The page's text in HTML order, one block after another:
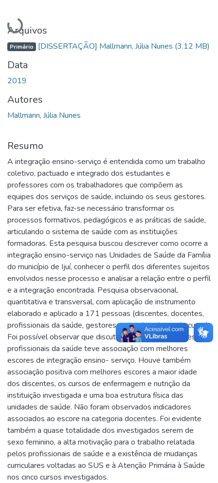
Carregando...
Arquivos
Primário [DISSERTAÇÃO] Mallmann, Júlia Nunes (3.12 MB)
Data
2019
Autores
Mallmann, Júlia Nunes
Resumo
A integração ensino-serviço é entendida como um trabalho
coletivo, pactuado e integrado dos estudantes e
professores com os trabalhadores que compõem as
equipes dos serviços de saúde, incluindo os seus gestores.
Para ser efetiva, faz-se necessário transformar os
processos formativos, pedagógicos e as práticas de saúde,
articulando o sistema de saúde com as instituições
formadoras. Esta pesquisa buscou descrever como ocorre a
integração ensino-serviço nas Unidades de Saúde da Família
do município de Ijuí, conhecer o perfil dos diferentes sujeitos
envolvidos nesse processo e analisar a relação entre o perfil
e a integração encontrada. Pesquisa observacional,
quantitativa e transversal, com aplicação de instrumento
elaborado e aplicado a 171 pessoas (discentes, docentes,
profissionais da saúde, gestores e coordenadores de curso).
Foi possível observar que discutir casos entre discentes e
profissionais da saúde teve associação com melhores
escores de integração ensino- serviço. Houve também
associação positiva com melhores escores a maior idade
dos discentes, os cursos de enfermagem e nutrição da
instituição investigada e uma boa estrutura física das
unidades de saúde. Não foram observados indicadores
associados ao escore na categoria docentes. Foi evidente
também a quase totalidade dos investigados serem de
sexo feminino, a alta motivação para o trabalho relatada
pelos profissionais de saúde e a existência de mudanças
curriculares voltadas ao SUS e à Atenção Primária à Saúde
nos cinco cursos investigados.